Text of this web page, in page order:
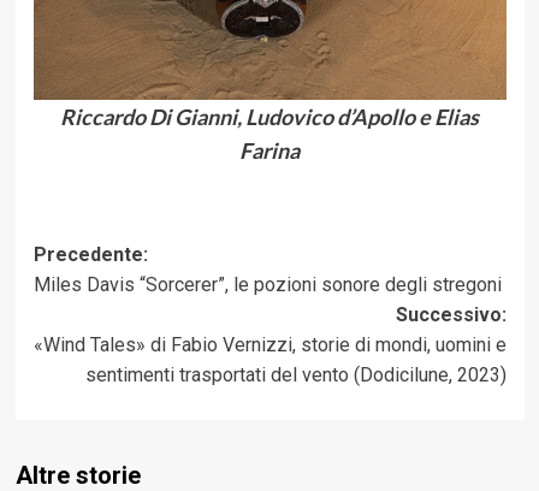
Riccardo Di Gianni, Ludovico d’Apollo e Elias
Farina
Navigazione
articolo
Precedente:
Miles Davis “Sorcerer”, le pozioni sonore degli stregoni
Successivo:
«Wind Tales» di Fabio Vernizzi, storie di mondi, uomini e
sentimenti trasportati del vento (Dodicilune, 2023)
Altre storie